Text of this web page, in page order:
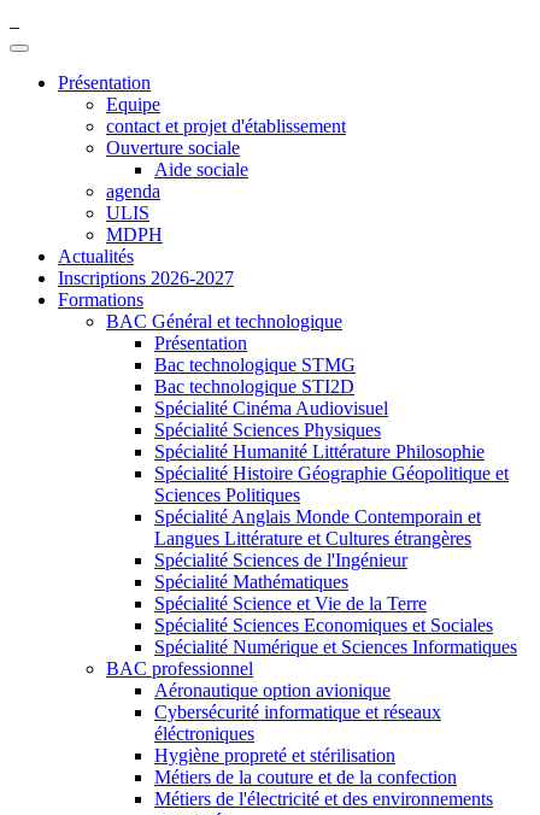
Présentation
Equipe
contact et projet d'établissement
Ouverture sociale
Aide sociale
agenda
ULIS
MDPH
Actualités
Inscriptions 2026-2027
Formations
BAC Général et technologique
Présentation
Bac technologique STMG
Bac technologique STI2D
Spécialité Cinéma Audiovisuel
Spécialité Sciences Physiques
Spécialité Humanité Littérature Philosophie
Spécialité Histoire Géographie Géopolitique et
Sciences Politiques
Spécialité Anglais Monde Contemporain et
Langues Littérature et Cultures étrangères
Spécialité Sciences de l'Ingénieur
Spécialité Mathématiques
Spécialité Science et Vie de la Terre
Spécialité Sciences Economiques et Sociales
Spécialité Numérique et Sciences Informatiques
BAC professionnel
Aéronautique option avionique
Cybersécurité informatique et réseaux
éléctroniques
Hygiène propreté et stérilisation
Métiers de la couture et de la confection
Métiers de l'électricité et des environnements